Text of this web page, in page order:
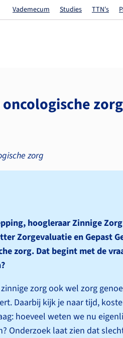
Vademecum Studies TTN's
zorg
zorg
hoogleraar Zinnige
Zorg­evaluatie en Gepast
zorg. Dat begint met de
zorg ook wel zorg
Daarbij kijk je naar tijd,
hoeveel weten we nu
Onderzoek laat zien dat